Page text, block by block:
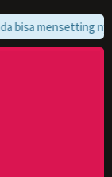
bisa mensetting